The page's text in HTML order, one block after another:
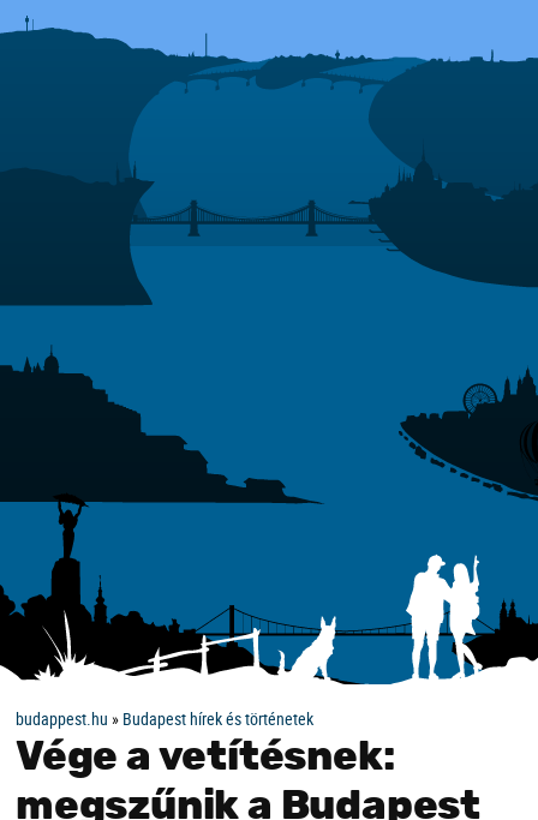
budappest.hu » Budapest hírek és történetek
Vége a vetítésnek:
megszűnik a Budapest